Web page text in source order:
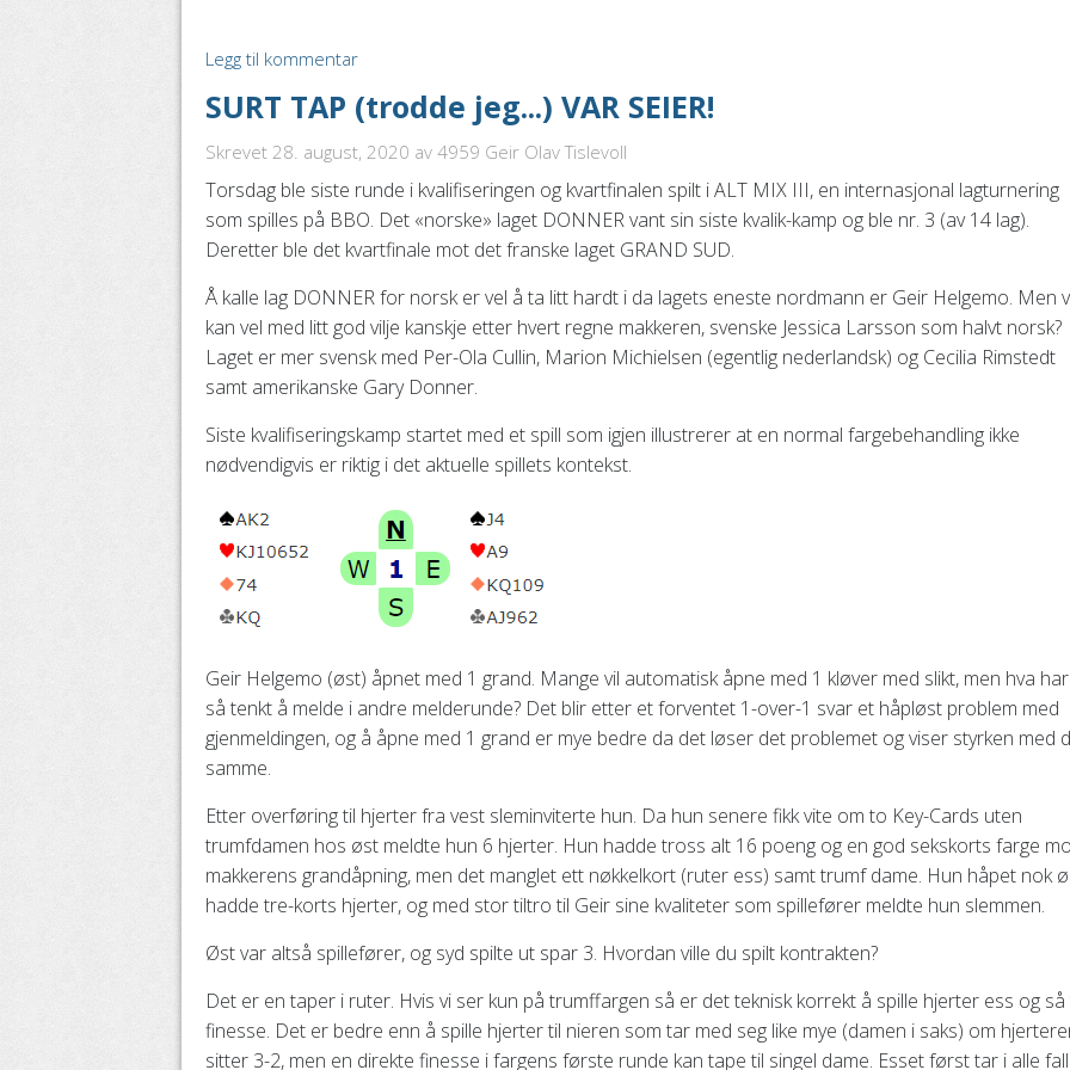
Legg til kommentar
SURT TAP (trodde jeg...) VAR SEIER!
Skrevet 28. august, 2020 av 4959 Geir Olav Tislevoll
Torsdag ble siste runde i kvalifiseringen og kvartfinalen spilt i ALT MIX III, en internasjonal lagturnering
som spilles på BBO. Det «norske» laget DONNER vant sin siste kvalik-kamp og ble nr. 3 (av 14 lag).
Deretter ble det kvartfinale mot det franske laget GRAND SUD.
Å kalle lag DONNER for norsk er vel å ta litt hardt i da lagets eneste nordmann er Geir Helgemo. Men
kan vel med litt god vilje kanskje etter hvert regne makkeren, svenske Jessica Larsson som halvt norsk?
Laget er mer svensk med Per-Ola Cullin, Marion Michielsen (egentlig nederlandsk) og Cecilia Rimstedt
samt amerikanske Gary Donner.
Siste kvalifiseringskamp startet med et spill som igjen illustrerer at en normal fargebehandling ikke
nødvendigvis er riktig i det aktuelle spillets kontekst.
Geir Helgemo (øst) åpnet med 1 grand. Mange vil automatisk åpne med 1 kløver med slikt, men hva
så tenkt å melde i andre melderunde? Det blir etter et forventet 1-over-1 svar et håpløst problem med
gjenmeldingen, og å åpne med 1 grand er mye bedre da det løser det problemet og viser styrken med
samme.
Etter overføring til hjerter fra vest sleminviterte hun. Da hun senere fikk vite om to Key-Cards uten
trumfdamen hos øst meldte hun 6 hjerter. Hun hadde tross alt 16 poeng og en god sekskorts farge
makkerens grandåpning, men det manglet ett nøkkelkort (ruter ess) samt trumf dame. Hun håpet nok
hadde tre-korts hjerter, og med stor tiltro til Geir sine kvaliteter som spillefører meldte hun slemmen.
Øst var altså spillefører, og syd spilte ut spar 3. Hvordan ville du spilt kontrakten?
Det er en taper i ruter. Hvis vi ser kun på trumffargen så er det teknisk korrekt å spille hjerter ess og
finesse. Det er bedre enn å spille hjerter til nieren som tar med seg like mye (damen i saks) om
sitter 3-2, men en direkte finesse i fargens første runde kan tape til singel dame. Esset først tar i alle fall